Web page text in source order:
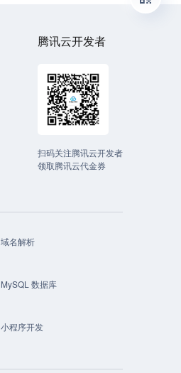
腾讯云开发者
扫码关注腾讯云开发者
领取腾讯云代金券
域名解析
MySQL 数据库
小程序开发